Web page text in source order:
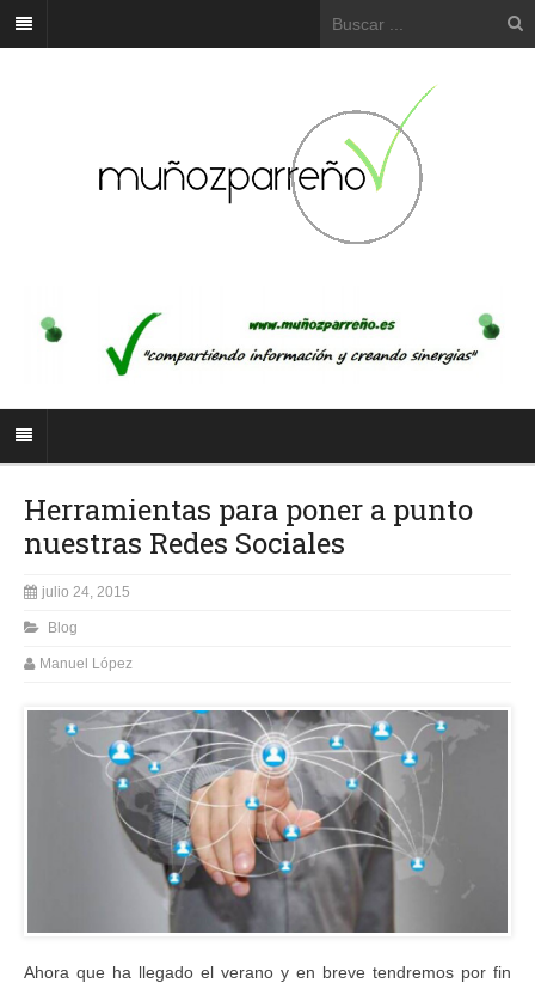
Herramientas para poner a punto
nuestras Redes Sociales
julio 24, 2015
Blog
Manuel López
Ahora que ha llegado el verano y en breve tendremos por fin